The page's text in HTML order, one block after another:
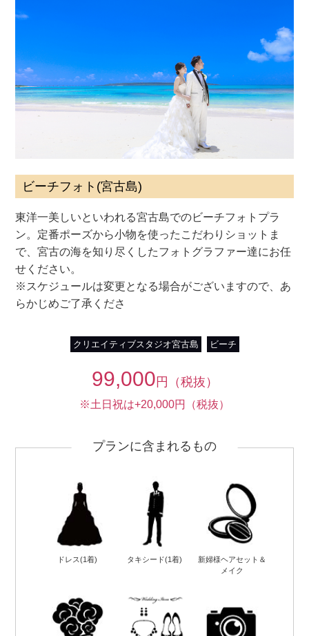
ビーチフォト(宮古島)
東洋一美しいといわれる宮古島でのビーチフォトプラ
ン。定番ポーズから小物を使ったこだわりショットま
で、宮古の海を知り尽くしたフォトグラファー達にお任
せください。
※スケジュールは変更となる場合がございますので、あ
らかじめご了承くださ
クリエイティブスタジオ宮古島 ビーチ
99,000 円（税抜）
※土日祝は+20,000円（税抜）
プランに含まれるもの
ドレス(1着) タキシード(1着)
新婦様ヘアセット＆
メイク